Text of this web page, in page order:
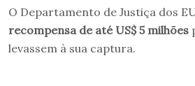
O Departamento de Justiça dos
recompensa de até US$ 5 milhões
levassem à sua captura.